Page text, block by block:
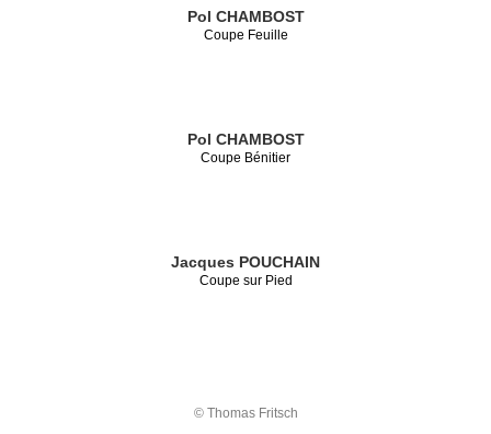
Pol CHAMBOST
Coupe Feuille
Pol CHAMBOST
Coupe Bénitier
Jacques POUCHAIN
Coupe sur Pied
© Thomas Fritsch